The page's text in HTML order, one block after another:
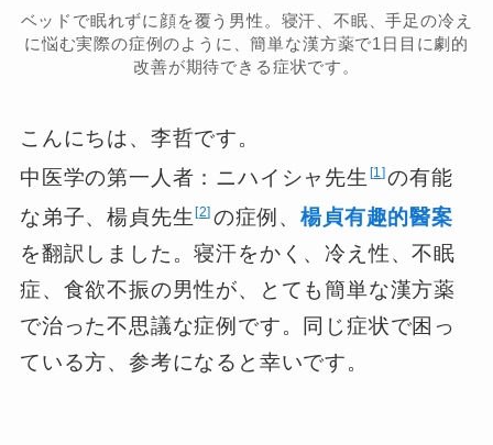
ベッドで眠れずに顔を覆う男性。寝汗、不眠、手足の冷え
に悩む実際の症例のように、簡単な漢方薬で1日目に劇的
改善が期待できる症状です。
こんにちは、李哲です。
中医学の第一人者：ニハイシャ先生 1
の有能
な弟子、楊貞先生 2 の症例、楊貞有趣的醫案
を翻訳しました。寝汗をかく、冷え性、不眠
症、食欲不振の男性が、とても簡単な漢方薬
で治った不思議な症例です。同じ症状で困っ
ている方、参考になると幸いです。